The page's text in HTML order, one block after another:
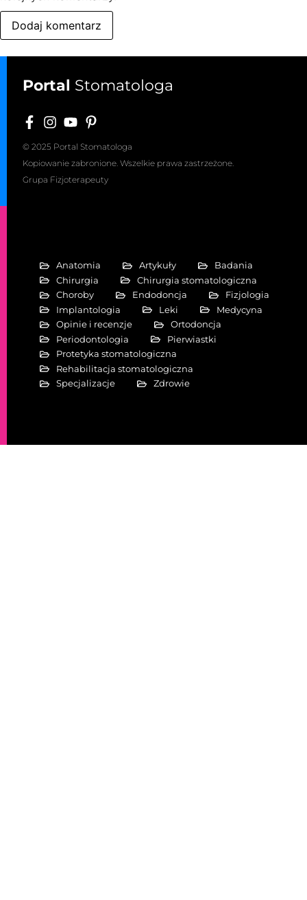
Portal Stomatologa
© 2025 Portal Stomatologa
Kopiowanie zabronione. Wszelkie prawa zastrzeżone.
Grupa Fizjoterapeuty
Anatomia Artykuły
Badania
Chirurgia
Chirurgia stomatologiczna
Choroby
Endodoncja
Fizjologia
Implantologia
Leki
Medycyna
Opinie i recenzje
Ortodoncja
Periodontologia
Pierwiastki
Protetyka stomatologiczna
Rehabilitacja stomatologiczna
Specjalizacje
Zdrowie